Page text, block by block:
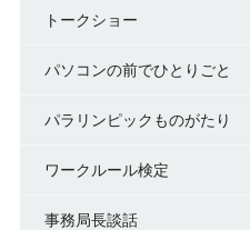
トークショー
パソコンの前でひとりごと
パラリンピックものがたり
ワークルール検定
事務局長談話